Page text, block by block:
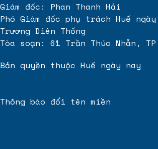
Giám đốc: Phan Thanh Hải
Phó Giám đốc phụ trách Huế
Trương Diên Thống
Tòa soạn: 61 Trần Thúc Nhẫn,
Bản quyền thuộc Huế ngày nay
Thông báo đổi tên miền